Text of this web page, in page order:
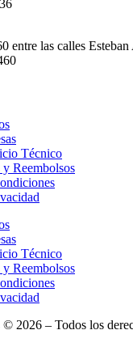
entre las calles
Técnico
Reembolsos
Técnico
Reembolsos
2026 – Todos los